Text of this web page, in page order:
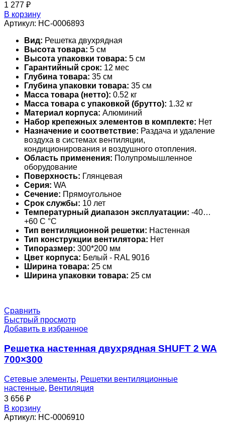
1 277 ₽
В корзину
Артикул: НС-0006893
Вид: Решетка двухрядная
Высота товара: 5 см
Высота упаковки товара: 5 см
Гарантийный срок: 12 мес
Глубина товара: 35 см
Глубина упаковки товара: 35 см
Масса товара (нетто): 0.52 кг
Масса товара с упаковкой (брутто): 1.32 кг
Материал корпуса: Алюминий
Набор крепежных элементов в комплекте: Нет
Назначение и соответствие: Раздача и удаление
воздуха в системах вентиляции,
кондиционирования и воздушного отопления.
Область применения: Полупромышленное
оборудование
Поверхность: Глянцевая
Серия: WA
Сечение: Прямоугольное
Срок службы: 10 лет
Температурный диапазон эксплуатации: -40…
+60 С °С
Тип вентиляционной решетки: Настенная
Тип конструкции вентилятора: Нет
Типоразмер: 300*200 мм
Цвет корпуса: Белый - RAL 9016
Ширина товара: 25 см
Ширина упаковки товара: 25 см
Сравнить
Быстрый просмотр
Добавить в избранное
Решетка настенная двухрядная SHUFT 2 WA
700×300
Сетевые элементы, Решетки вентиляционные
настенные, Вентиляция
3 656 ₽
В корзину
Артикул: НС-0006910